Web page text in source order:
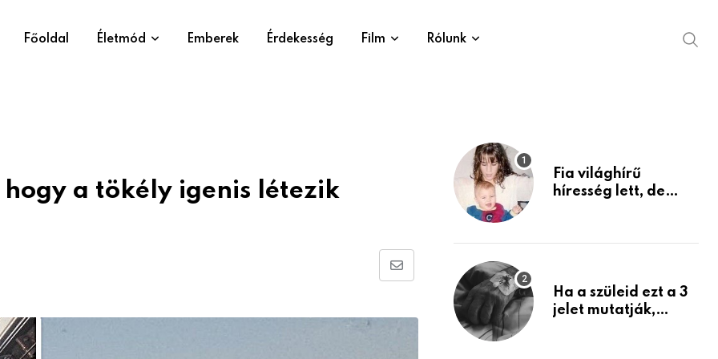
Főoldal Életmód Emberek Érdekesség Film Rólunk
a tökély igenis létezik
Share
Email
Fia világhírű
híresség lett, de
mint azt el tudnád
Ha a szüleid ezt a 3
jelet mutatják,